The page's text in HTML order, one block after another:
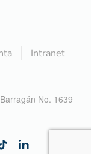
Intranet
No. 1639